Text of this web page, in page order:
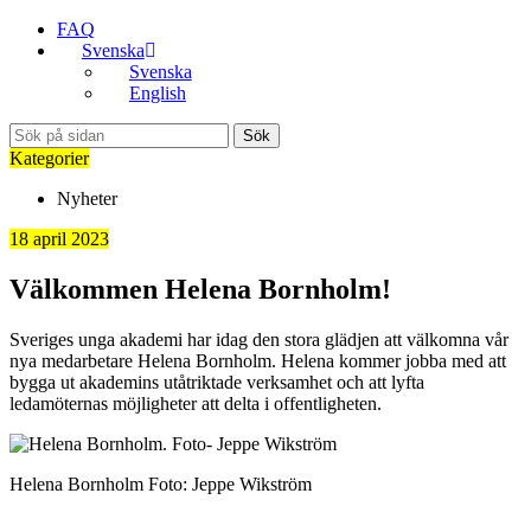
FAQ
Svenska
Svenska
English
Sök
Kategorier
Nyheter
18 april 2023
Välkommen Helena Bornholm!
Sveriges unga akademi har idag den stora glädjen att välkomna vår
nya medarbetare Helena Bornholm. Helena kommer jobba med att
bygga ut akademins utåtriktade verksamhet och att lyfta
ledamöternas möjligheter att delta i offentligheten.
Helena Bornholm Foto: Jeppe Wikström